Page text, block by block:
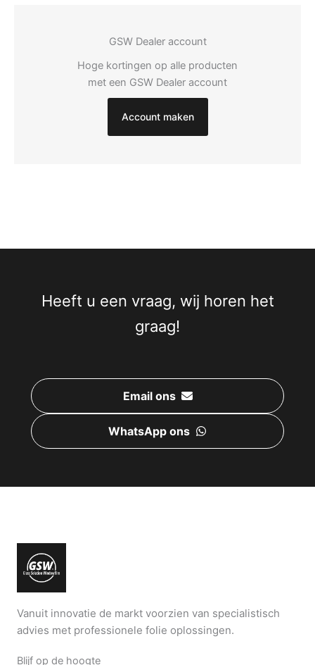
GSW Dealer account
Hoge kortingen op alle producten
met een GSW Dealer account
Account maken
Heeft u een vraag, wij horen het
graag!
Email ons
WhatsApp ons
Vanuit innovatie de markt voorzien van specialistisch
advies met professionele folie oplossingen.
Blijf op de hoogte